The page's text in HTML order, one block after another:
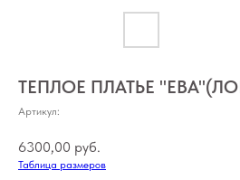
ТЕПЛОЕ ПЛАТЬЕ
Артикул:
6300,00 руб.
Таблица размеров